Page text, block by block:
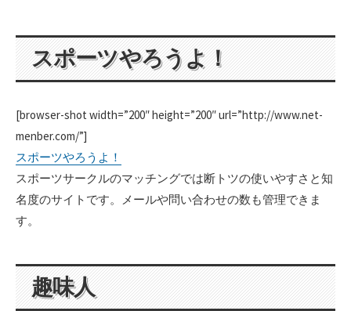
スポーツやろうよ！
[browser-shot width=”200″ height=”200″ url=”http://www.net-
menber.com/”]
スポーツやろうよ！
スポーツサークルのマッチングでは断トツの使いやすさと知
名度のサイトです。メールや問い合わせの数も管理できま
す。
趣味人